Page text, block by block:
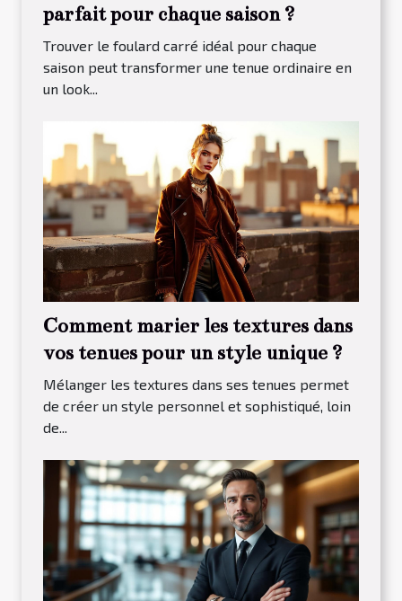
parfait pour chaque saison ?
Trouver le foulard carré idéal pour chaque
saison peut transformer une tenue ordinaire en
un look...
Comment marier les textures dans
vos tenues pour un style unique ?
Mélanger les textures dans ses tenues permet
de créer un style personnel et sophistiqué, loin
de...